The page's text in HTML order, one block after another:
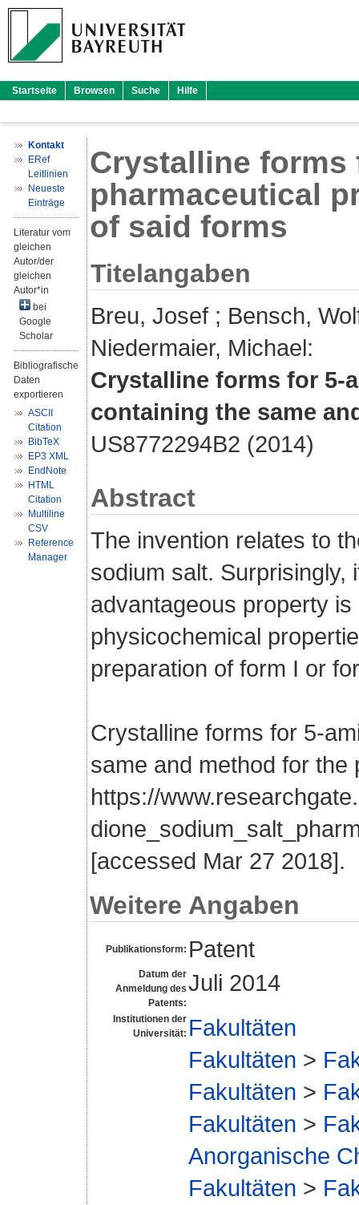
Startseite Browsen Suche Hilfe
Kontakt
ERef
Leitlinien
Neueste
Einträge
Literatur vom
gleichen
Autor/der
gleichen
Autor*in
bei
Google
Scholar
Bibliografische
Daten
exportieren
ASCII
Citation
BibTeX
EP3 XML
EndNote
HTML
Citation
Multiline
CSV
Reference
Manager
Crystalline forms
pharmaceutical
of said forms
Titelangaben
Breu, Josef ; Bensch,
Niedermaier, Michael:
Crystalline forms for 5-
containing the same
US8772294B2 (2014)
Abstract
The invention relates to
sodium salt. Surprisingly,
advantageous property
physicochemical
preparation of form I or
Crystalline forms for 5-
same and method for the
https://
[accessed Mar 27 2018].
Weitere Angaben
Publikationsform: Patent
Datum der
Anmeldung des
Patents:
Juli 2014
Institutionen der
Universität: Fakultäten
Fakultäten >
Fakultäten >
Fakultäten >
Anorganische
Fakultäten >